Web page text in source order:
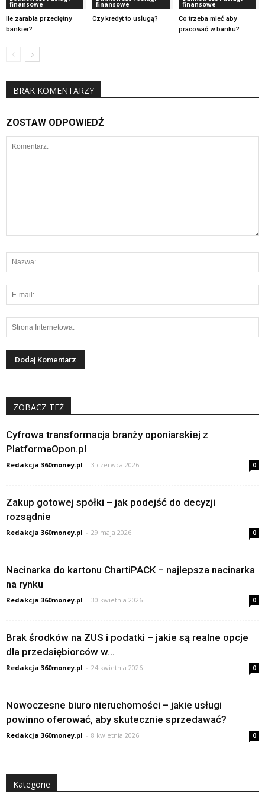
finansowe
Ile zarabia przeciętny
bankier?
finansowe
Czy kredyt to usługą?
finansowe
Co trzeba mieć aby
pracować w banku?
BRAK KOMENTARZY
ZOSTAW ODPOWIEDŹ
ZOBACZ TEŻ
Cyfrowa transformacja branży oponiarskiej z
PlatformaOpon.pl
Redakcja 360money.pl - 3 czerwca 2026 0
Zakup gotowej spółki – jak podejść do decyzji
rozsądnie
Redakcja 360money.pl - 29 maja 2026 0
Nacinarka do kartonu ChartiPACK – najlepsza nacinarka
na rynku
Redakcja 360money.pl - 30 kwietnia 2026 0
Brak środków na ZUS i podatki – jakie są realne opcje
dla przedsiębiorców w...
Redakcja 360money.pl - 24 kwietnia 2026 0
Nowoczesne biuro nieruchomości – jakie usługi
powinno oferować, aby skutecznie sprzedawać?
Redakcja 360money.pl - 8 kwietnia 2026 0
Kategorie